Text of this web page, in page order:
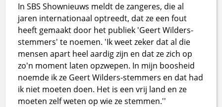
In SBS Shownieuws meldt de zangeres, die al
jaren internationaal optreedt, dat ze een fout
heeft gemaakt door het publiek 'Geert Wilders-
stemmers' te noemen. 'Ik weet zeker dat al die
mensen apart heel aardig zijn en dat ze zich op
zo'n moment laten opzwepen. In mijn boosheid
noemde ik ze Geert Wilders-stemmers en dat had
ik niet moeten doen. Het is een vrij land en ze
moeten zelf weten op wie ze stemmen.''